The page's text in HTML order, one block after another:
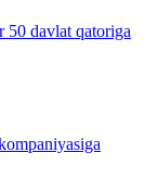
50 davlat qatoriga